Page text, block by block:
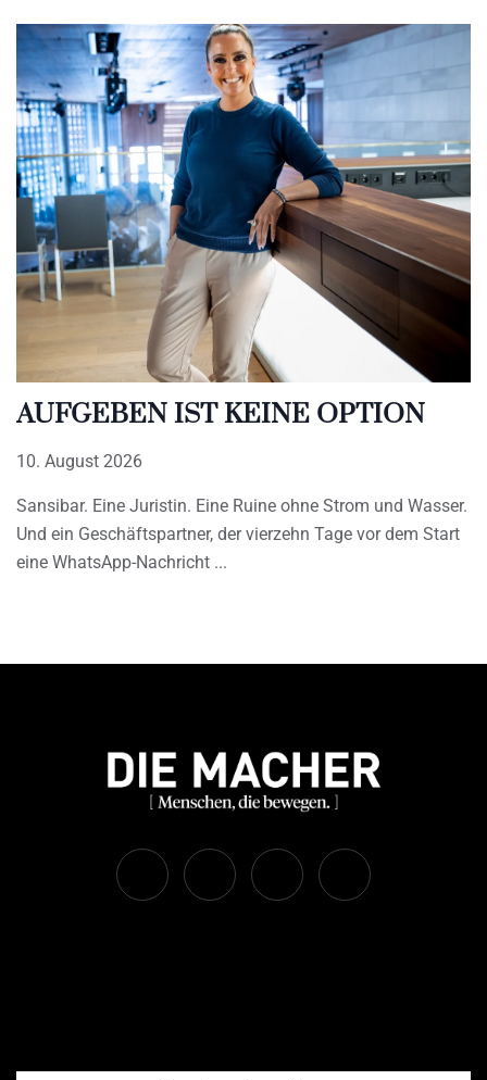
AUFGEBEN IST KEINE OPTION
10. August 2026
Sansibar. Eine Juristin. Eine Ruine ohne Strom und Wasser.
Und ein Geschäftspartner, der vierzehn Tage vor dem Start
eine WhatsApp-Nachricht